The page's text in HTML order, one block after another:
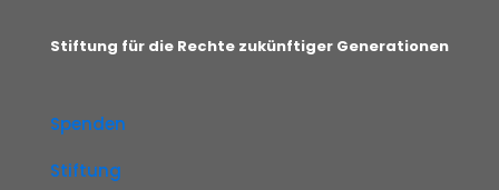
Stiftung für die Rechte zukünftiger Generationen
Spenden
Stiftung